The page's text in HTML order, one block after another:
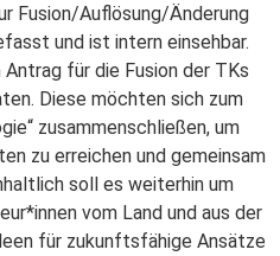
Fusion/Auflösung/Änderung
und ist intern einsehbar.
für die Fusion der TKs
Diese möchten sich zum
zusammenschließen, um
zu erreichen und gemeinsam
soll es weiterhin um
vom Land und aus der
für zukunftsfähige Ansätze